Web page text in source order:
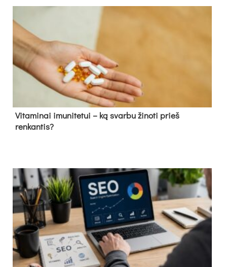
Vitaminai imunitetui – ką svarbu žinoti prieš
renkantis?